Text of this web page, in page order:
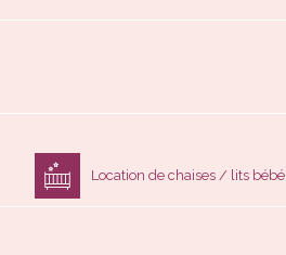
Location de chaises / lits bébé